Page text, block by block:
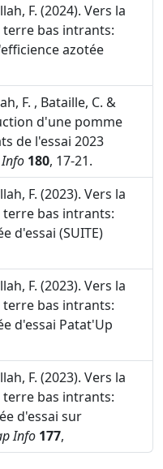
F. (2024). Vers la
bas intrants:
azotée
F. , Bataille, C. &
d'une pomme
de l'essai 2023
180, 17-21.
F. (2023). Vers la
bas intrants:
d'essai (SUITE)
F. (2023). Vers la
bas intrants:
d'essai Patat'Up
F. (2023). Vers la
bas intrants:
d'essai sur
Info 177,